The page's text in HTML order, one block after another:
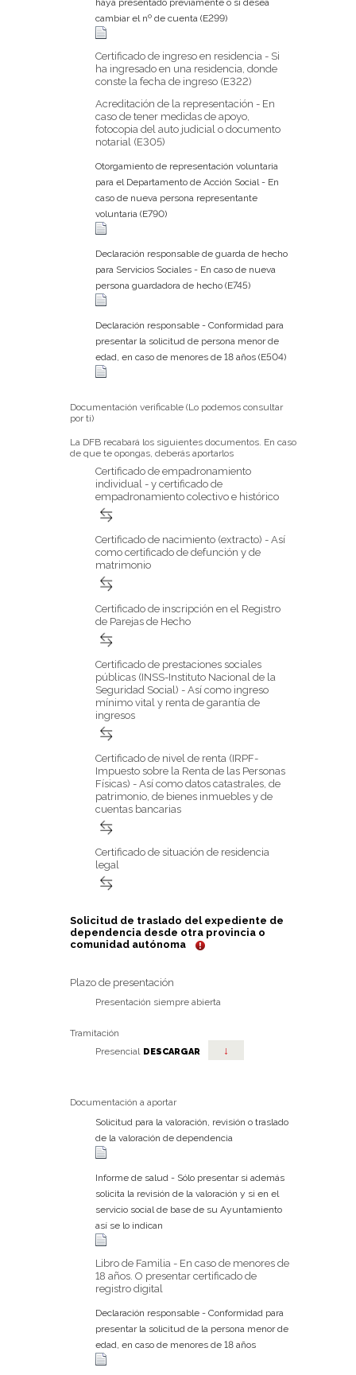
haya presentado previamente o si desea
cambiar el nº de cuenta (E299)
Certificado de ingreso en residencia - Si
ha ingresado en una residencia, donde
conste la fecha de ingreso (E322)
Acreditación de la representación - En
caso de tener medidas de apoyo,
fotocopia del auto judicial o documento
notarial (E305)
Otorgamiento de representación voluntaria
para el Departamento de Acción Social - En
caso de nueva persona representante
voluntaria (E790)
Declaración responsable de guarda de hecho
para Servicios Sociales - En caso de nueva
persona guardadora de hecho (E745)
Declaración responsable - Conformidad para
presentar la solicitud de persona menor de
edad, en caso de menores de 18 años (E504)
Documentación verificable (Lo podemos consultar
por ti)
La DFB recabará los siguientes documentos. En caso
de que te opongas, deberás aportarlos
Certificado de empadronamiento
individual - y certificado de
empadronamiento colectivo e histórico
Certificado de nacimiento (extracto) - Así
como certificado de defunción y de
matrimonio
Certificado de inscripción en el Registro
de Parejas de Hecho
Certificado de prestaciones sociales
públicas (INSS-Instituto Nacional de la
Seguridad Social) - Así como ingreso
mínimo vital y renta de garantía de
ingresos
Certificado de nivel de renta (IRPF-
Impuesto sobre la Renta de las Personas
Físicas) - Así como datos catastrales, de
patrimonio, de bienes inmuebles y de
cuentas bancarias
Certificado de situación de residencia
legal
Solicitud de traslado del expediente de
dependencia desde otra provincia o
comunidad autónoma
Plazo de presentación
Presentación siempre abierta
Tramitación
Presencial DESCARGAR ↓
Documentación a aportar
Solicitud para la valoración, revisión o traslado
de la valoración de dependencia
Informe de salud - Sólo presentar si además
solicita la revisión de la valoración y si en el
servicio social de base de su Ayuntamiento
así se lo indican
Libro de Familia - En caso de menores de
18 años. O presentar certificado de
registro digital
Declaración responsable - Conformidad para
presentar la solicitud de la persona menor de
edad, en caso de menores de 18 años